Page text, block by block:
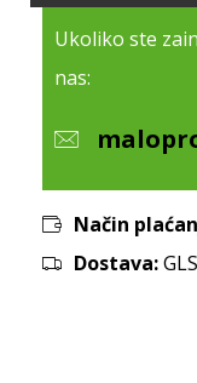
Ukoliko ste
nas:
Način
Dostava: